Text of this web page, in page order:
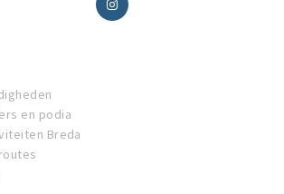
en podia
Breda